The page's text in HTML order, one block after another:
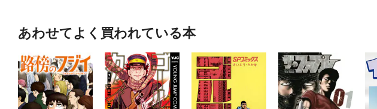
あわせてよく買われている本